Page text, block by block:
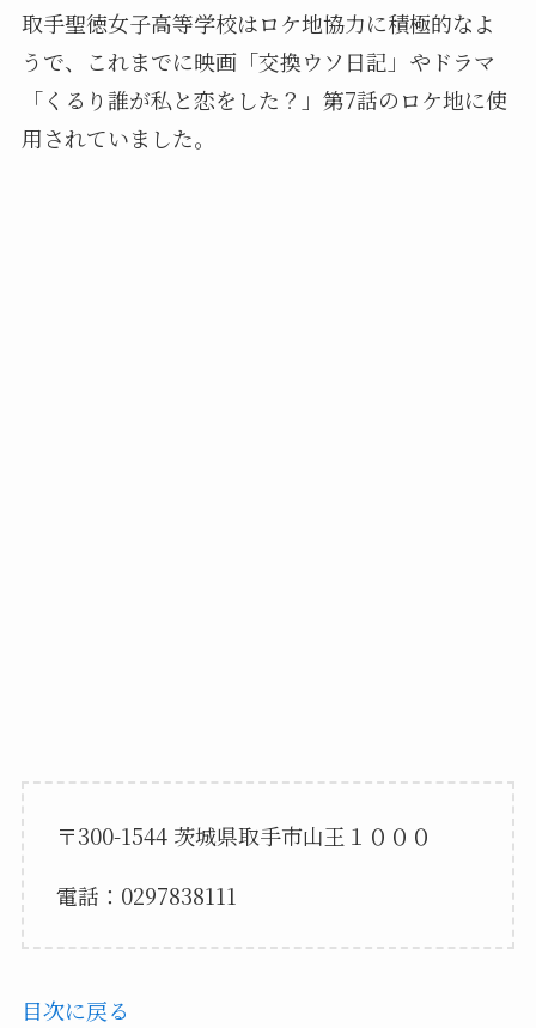
取手聖徳女子高等学校はロケ地協力に積極的なよ
うで、これまでに映画「交換ウソ日記」やドラマ
「くるり誰が私と恋をした？」第7話のロケ地に使
用されていました。
〒300-1544 茨城県取手市山王１０００
電話：0297838111
目次に戻る